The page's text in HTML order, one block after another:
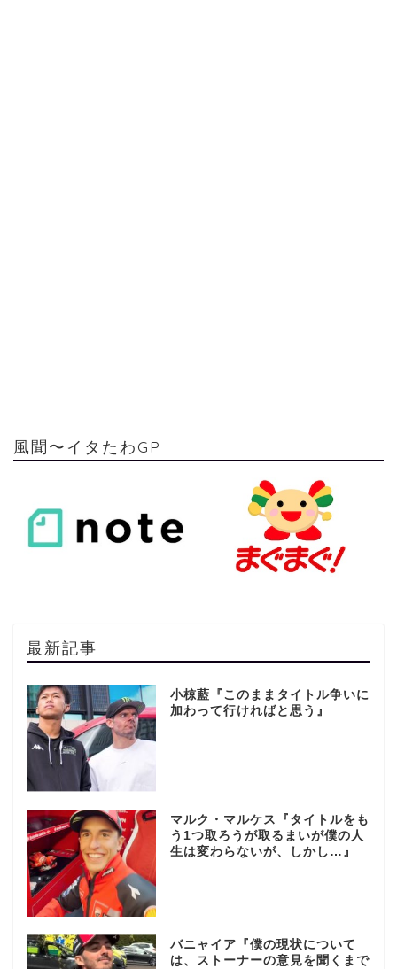
風聞〜イタたわGP
最新記事
小椋藍『このままタイトル争いに
加わって行ければと思う』
マルク・マルケス『タイトルをも
う1つ取ろうが取るまいが僕の人
生は変わらないが、しかし…』
バニャイア『僕の現状について
は、ストーナーの意見を聞くまで